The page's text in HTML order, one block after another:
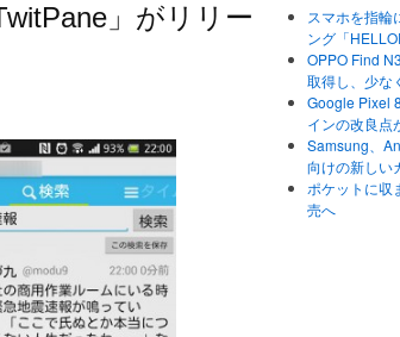
」がリリー
スマホを指輪
ング「
OPPO Find
取得し、少な
Google Pixel
インの改良点
Samsung、
向けの新しい
ポケットに収
売へ